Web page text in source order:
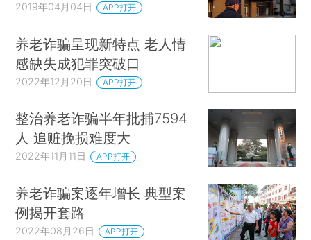
2019年04月04日 APP打开
养老诈骗呈现新特点 老人情
感缺失成犯罪突破口
2022年12月20日 APP打开
整治养老诈骗半年批捕7594
人 追赃挽损难度大
2022年11月11日 APP打开
养老诈骗案逐年增长 典型案
例揭开套路
2022年08月26日 APP打开